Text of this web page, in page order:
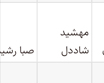
مهشید
شاددل
صبا